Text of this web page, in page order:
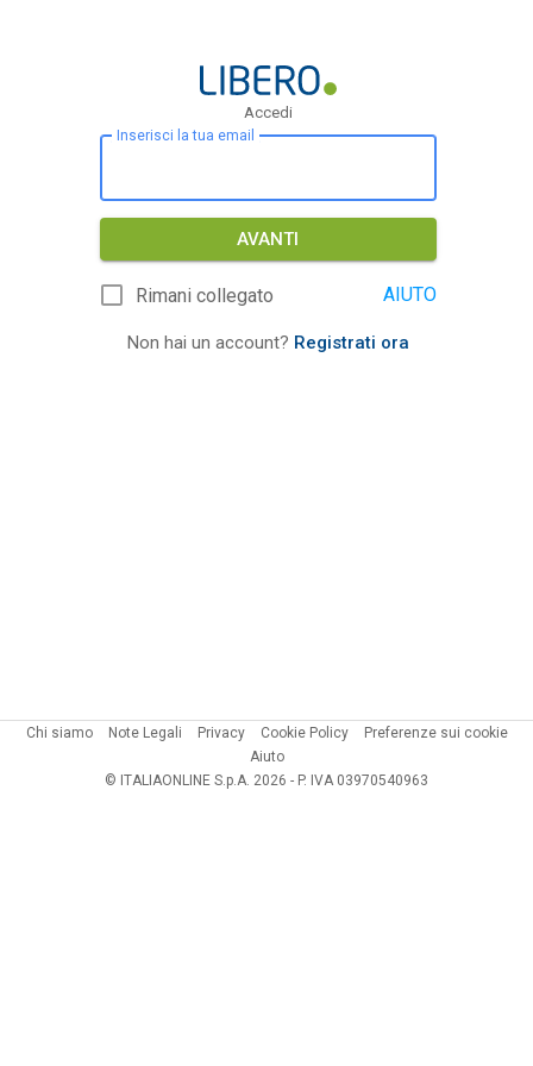
Accedi
Inserisci la tua email
AVANTI
Rimani collegato AIUTO
Non hai un account? Registrati ora
Chi siamo Note Legali Privacy Cookie Policy
Preferenze sui cookie
Aiuto
© ITALIAONLINE S.p.A. 2026 - P. IVA 03970540963